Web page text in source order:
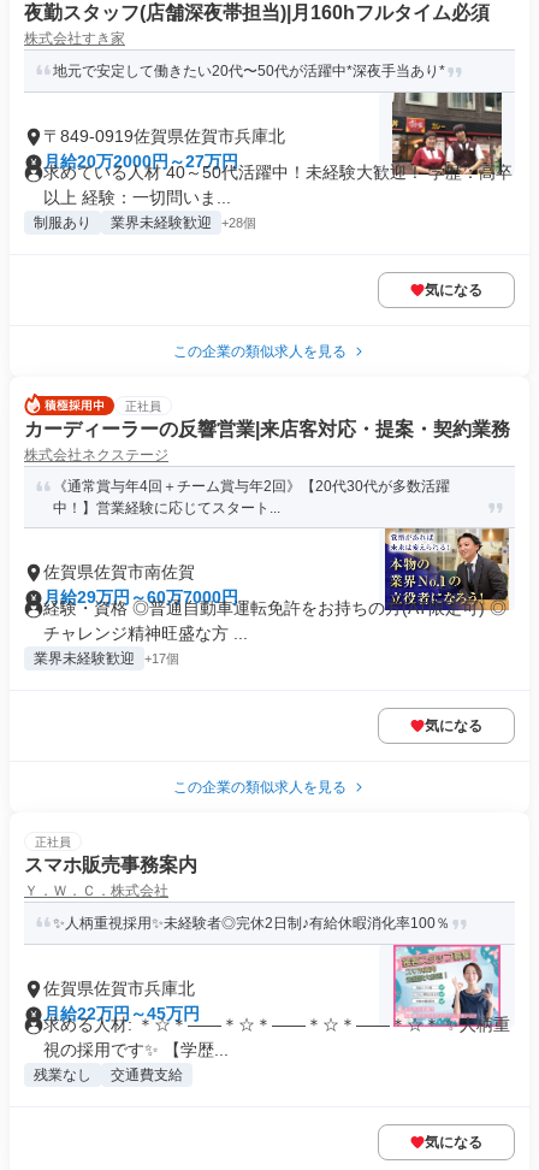
夜勤スタッフ(店舗深夜帯担当)|月160hフルタイム必須
株式会社すき家
地元で安定して働きたい20代〜50代が活躍中*深夜手当あり*
〒849-0919佐賀県佐賀市兵庫北
月給20万2000円～27万円
求めている人材 40～50代活躍中！未経験大歓迎！ 学歴：高卒
以上 経験：一切問いま...
制服あり 業界未経験歓迎 +28個
気になる
この企業の類似求人を見る
正社員
カーディーラーの反響営業|来店客対応・提案・契約業務
株式会社ネクステージ
《通常賞与年4回＋チーム賞与年2回》【20代30代が多数活躍
中！】営業経験に応じてスタート...
佐賀県佐賀市南佐賀
月給29万円～60万7000円
経験・資格 ◎普通自動車運転免許をお持ちの方(AT限定可) ◎
チャレンジ精神旺盛な方 ...
業界未経験歓迎 +17個
気になる
この企業の類似求人を見る
正社員
スマホ販売事務案内
Ｙ．Ｗ．Ｃ．株式会社
✨人柄重視採用✨未経験者◎完休2日制♪有給休暇消化率100％
佐賀県佐賀市兵庫北
月給22万円～45万円
求める人材: ＊☆＊――＊☆＊――＊☆＊――＊☆＊ ✨人柄重
視の採用です✨ 【学歴...
残業なし 交通費支給
気になる